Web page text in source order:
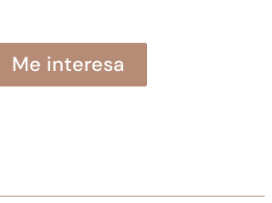
Me interesa